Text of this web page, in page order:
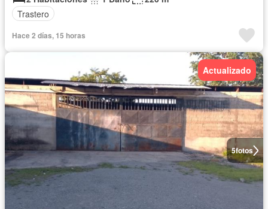
Trastero
Hace 2 días, 15 horas
5fotos
Actualizado